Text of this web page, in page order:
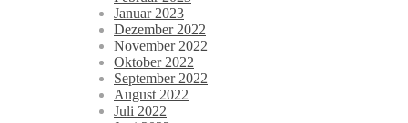
Januar 2023
Dezember 2022
November 2022
Oktober 2022
September 2022
August 2022
Juli 2022